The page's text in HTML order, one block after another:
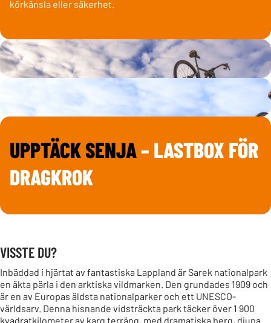
körkänsla eller säkerhet.
UPPTÄCK SENJA– LASTBOX FÖR
DRAGKROK
VISSTE DU?
Inbäddad i hjärtat av fantastiska Lappland är Sarek nationalpark
en äkta pärla i den arktiska vildmarken. Den grundades 1909 och
är en av Europas äldsta nationalparker och ett UNESCO-
världsarv. Denna hisnande vidsträckta park täcker över 1 900
kvadratkilometer av karg terräng, med dramatiska berg, djupa